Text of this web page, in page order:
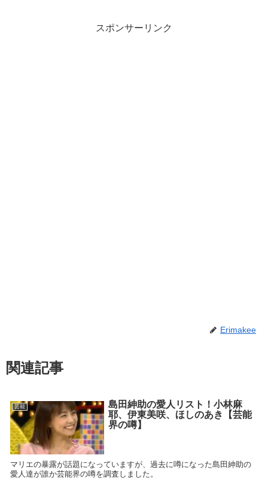
スポンサーリンク
Erimakee
関連記事
芸能
島田紳助の愛人リスト！小林麻
耶、伊東美咲、ほしのあき【芸能
界の噂】
マリエの暴露が話題になっていますが、過去に噂になった島田紳助の
愛人達が誰か芸能界の噂を調査しました。